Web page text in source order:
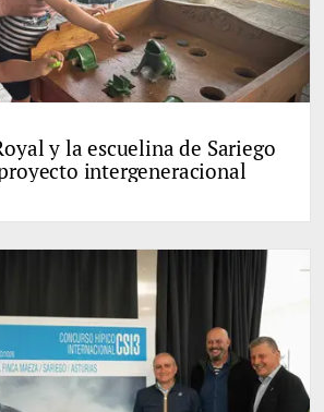
y la escuelina de Sariego
intergeneracional